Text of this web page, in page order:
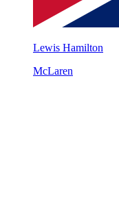
Lewis Hamilton
McLaren